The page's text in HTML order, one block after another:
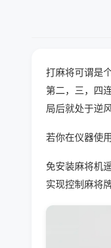
打麻将可谓是
第二，三，四
局后就处于逆
若你在仪器使
免安装麻将机
实现控制麻将